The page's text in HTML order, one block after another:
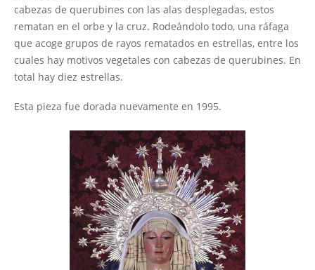
cabezas de querubines con las alas desplegadas, estos
rematan en el orbe y la cruz. Rodeándolo todo, una ráfaga
que acoge grupos de rayos rematados en estrellas, entre los
cuales hay motivos vegetales con cabezas de querubines. En
total hay diez estrellas.
Esta pieza fue dorada nuevamente en 1995.